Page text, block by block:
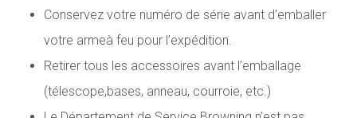
Conservez votre numéro de série avant d’emballer
votre armeà feu pour l’expédition.
Retirer tous les accessoires avant l’emballage
(télescope,bases, anneau, courroie, etc.)